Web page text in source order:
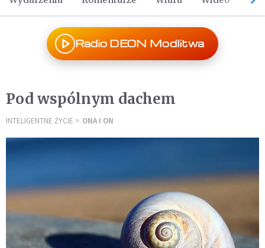
Radio DEON Modlitwa
Pod wspólnym dachem
INTELIGENTNE ŻYCIE ONA I ON